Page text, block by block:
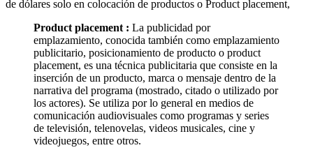
de dólares solo en colocación de productos o Product placement,
Product placement : La publicidad por
emplazamiento, conocida también como emplazamiento
publicitario, posicionamiento de producto o product
placement, es una técnica publicitaria que consiste en la
inserción de un producto, marca o mensaje dentro de la
narrativa del programa (mostrado, citado o utilizado por
los actores). Se utiliza por lo general en medios de
comunicación audiovisuales como programas y series
de televisión, telenovelas, videos musicales, cine y
videojuegos, entre otros.